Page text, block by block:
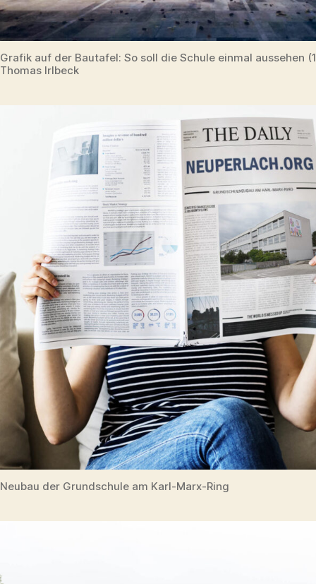
Grafik auf der Bautafel: So soll die Schule einmal aussehen
Thomas Irlbeck
Neubau der Grundschule am Karl-Marx-Ring